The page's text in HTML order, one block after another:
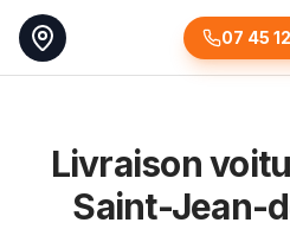
07 45
Livraison
Saint-Jean-